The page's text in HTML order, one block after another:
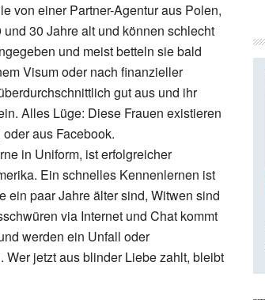
von einer Partner-Agentur aus Polen,
30 Jahre alt und können schlecht
und meist betteln sie bald
Visum oder nach finanzieller
gut aus und ihr
Alles Lüge: Diese Frauen existieren
aus Facebook.
in Uniform, ist erfolgreicher
Ein schnelles Kennenlernen ist
ein paar Jahre älter sind, Witwen sind
via Internet und Chat kommt
werden ein Unfall oder
jetzt aus blinder Liebe zahlt, bleibt